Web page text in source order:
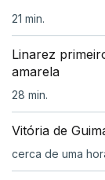
21 min.
Linarez
amarela
28 min.
Vitória de
cerca de uma